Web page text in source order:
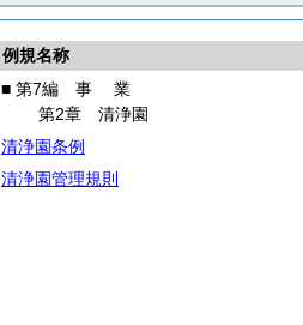
例規名称
■ 第7編 事 業
第2章 清浄園
清浄園条例
清浄園管理規則